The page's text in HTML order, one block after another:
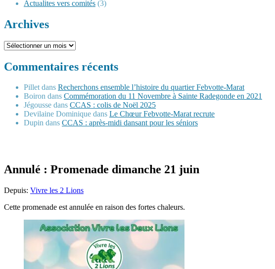
Actualites vers comités (3)
Archives
Archives
Commentaires récents
Pilletdans Recherchons ensemble l’histoire du quartier Febvotte-Marat
Boiron dans Commémoration du 11 Novembre à Sainte Radegonde en 2021
Jégousse dans CCAS : colis de Noël 2025
Devilaine Dominique dans Le Chœur Febvotte-Marat recrute
Dupin dans CCAS : après-midi dansant pour les séniors
Annulé : Promenade dimanche 21 juin
Depuis: Vivre les 2 Lions
Cette promenade est annulée en raison des fortes chaleurs.